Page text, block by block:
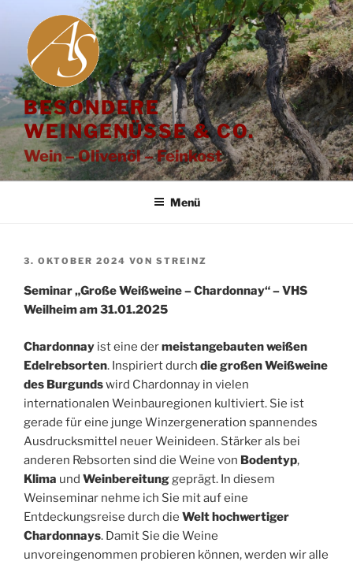
springen
BESONDERE
WEINGENÜSSE & CO.
Wein – Olivenöl – Feinkost
Menü
VERÖFFENTLICHT
3. OKTOBER 2024 VON STREINZ
Seminar „Große Weißweine – Chardonnay“ – VHS
Weilheim am 31.01.2025
Chardonnay ist eine dermeistangebauten weißen
Edelrebsorten. Inspiriert durch die großen Weißweine
des Burgundswird Chardonnay in vielen
internationalen Weinbauregionen kultiviert. Sie ist
gerade für eine junge Winzergeneration spannendes
Ausdrucksmittel neuer Weinideen. Stärker als bei
anderen Rebsorten sind die Weine von Bodentyp,
Klima und Weinbereitunggeprägt. In diesem
Weinseminar nehme ich Sie mit auf eine
Entdeckungsreise durch die Welt hochwertiger
Chardonnays. Damit Sie die Weine
unvoreingenommen probieren können, werden wir alle